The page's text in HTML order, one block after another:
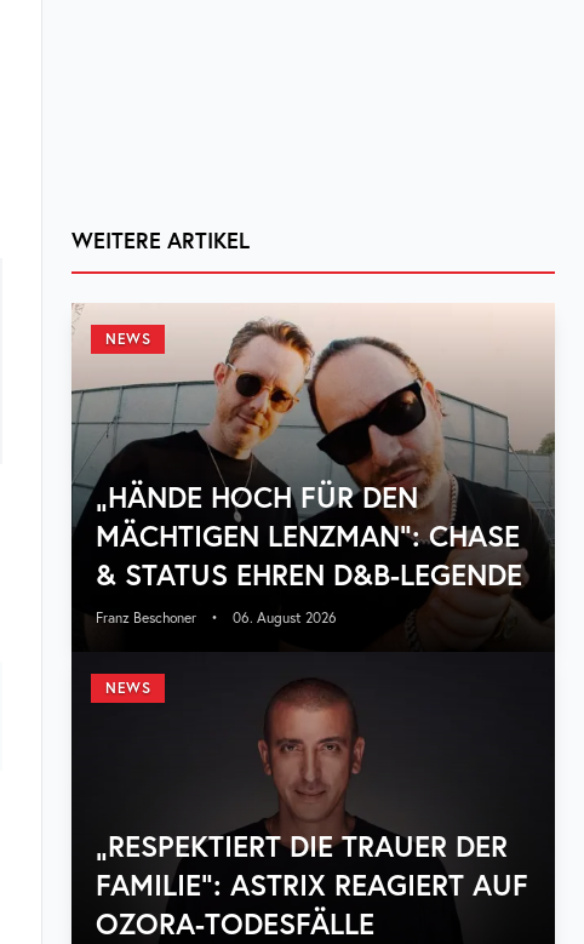
WEITERE ARTIKEL
NEWS
„HÄNDE HOCH FÜR DEN
MÄCHTIGEN LENZMAN“: CHASE
& STATUS EHREN D&B-LEGENDE
Franz Beschoner • 06. August 2026
NEWS
„RESPEKTIERT DIE TRAUER DER
FAMILIE“: ASTRIX REAGIERT AUF
OZORA-TODESFÄLLE